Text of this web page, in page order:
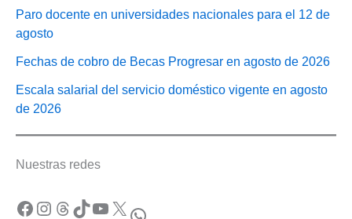
Paro docente en universidades nacionales para el 12 de
agosto
Fechas de cobro de Becas Progresar en agosto de 2026
Escala salarial del servicio doméstico vigente en agosto
de 2026
Nuestras redes
Facebook Instagram Threads TikTok YouTube X WhatsApp